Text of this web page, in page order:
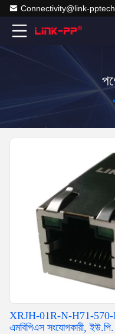
Connectivity@link-
XRJH-01R-N-H71-
এমবিপিএস সংযোগকারী,